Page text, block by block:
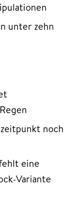
unter zehn
noch
eine
Variante